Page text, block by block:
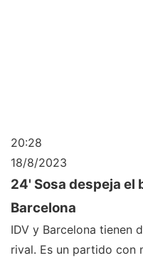
20:28
18/8/2023
24' Sosa despeja el
Barcelona
IDV y Barcelona tienen
rival. Es un partido con